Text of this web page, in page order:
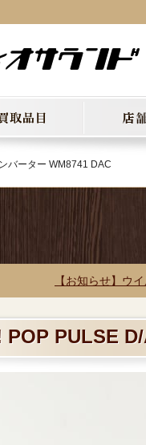
バーター WM8741 DAC
【お知らせ】ウ
POP PULSE